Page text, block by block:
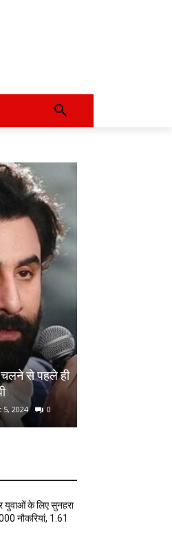
ही
0
युवाओं के लिए सुनहरा
नौकरियां, ₹1.61